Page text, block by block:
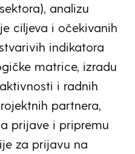
analizu
ciljeva i očekivanih
indikatora
matrice, izradu
i radnih
partnera,
prijave i pripremu
za prijavu na